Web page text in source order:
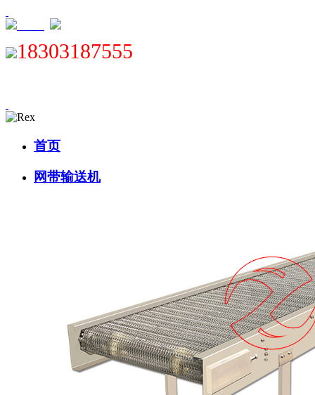
18303187555
首页
网带输送机